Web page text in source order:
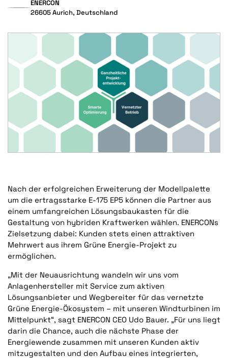
ENERCON
26605 Aurich, Deutschland
Nach der erfolgreichen Erweiterung der Modellpalette
um die ertragsstarke E-175 EP5 können die Partner aus
einem umfangreichen Lösungsbaukasten für die
Gestaltung von hybriden Kraftwerken wählen. ENERCONs
Zielsetzung dabei: Kunden stets einen attraktiven
Mehrwert aus ihrem Grüne Energie-Projekt zu
ermöglichen.
„Mit der Neuausrichtung wandeln wir uns vom
Anlagenhersteller mit Service zum aktiven
Lösungsanbieter und Wegbereiter für das vernetzte
Grüne Energie-Ökosystem – mit unseren Windturbinen im
Mittelpunkt“, sagt ENERCON CEO Udo Bauer. „Für uns liegt
darin die Chance, auch die nächste Phase der
Energiewende zusammen mit unseren Kunden aktiv
mitzugestalten und den Aufbau eines integrierten,